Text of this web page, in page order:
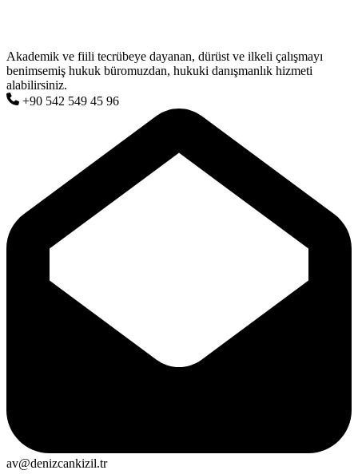
Akademik ve fiili tecrübeye dayanan, dürüst ve ilkeli çalışmayı
benimsemiş hukuk büromuzdan, hukuki danışmanlık hizmeti
alabilirsiniz.
+90 542 549 45 96
av@denizcankizil.tr